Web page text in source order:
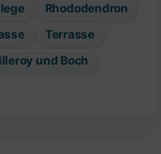
Rhododendron
Terrasse
und Boch